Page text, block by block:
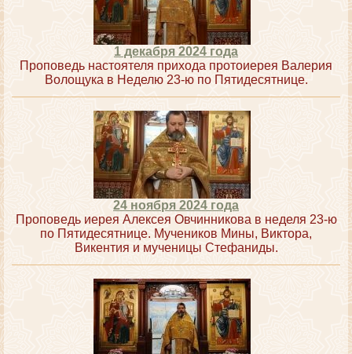
1 декабря 2024 года
Проповедь настоятеля прихода протоиерея Валерия
Волощука в Неделю 23-ю по Пятидесятнице.
24 ноября 2024 года
Проповедь иерея Алексея Овчинникова в неделя 23-ю
по Пятидесятнице. Мучеников Мины, Виктора,
Викентия и мученицы Стефаниды.